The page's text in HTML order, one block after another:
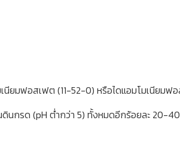
ยมฟอสเฟต (11-52-0) หรือไดแอมโมเนียมฟ
นกรด (pH ต่ำกว่า 5) ทั้งหมดอีกร้อยละ 20-